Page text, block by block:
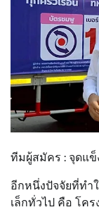
ทีมผู้สมัคร : จุดแ
อีกหนึ่งปัจจัยที่ทำ
เล็กทั่วไป คือ โค